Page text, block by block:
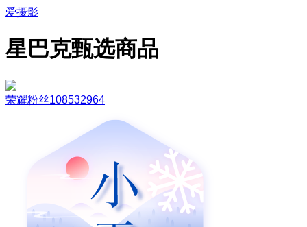
爱摄影
星巴克甄选商品
荣耀粉丝108532964